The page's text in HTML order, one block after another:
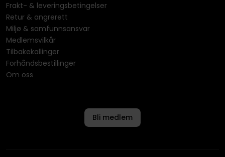
Frakt- & leveringsbetingelser
Retur & angrerett
Miljø & samfunnsansvar
Medlemsvilkår
Tilbakekallinger
Forhåndsbestillinger
Om oss
Bli medlem